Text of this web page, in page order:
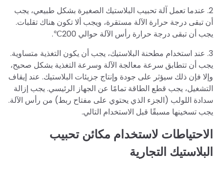
2. عندما تعمل آلة تحبيب البلاستيك الصغيرة بشكل طبيعي، يجب
أن تبقى درجة حرارة الآلة مستقرة، ويجب ألا تكون هناك تقلبات.
يجب أن تبقى درجة حرارة رأس الآلة حوالي 200℃.
3. عند استخدام مطحنة البلاستيك، يجب أن يكون التغذية متساوية.
يجب أن تتطابق سرعة معالجة الآلة وسرعة التغذية بشكل صحيح،
وإلا فإن ذلك سيؤثر على جودة وإنتاج جزيئات البلاستيك. عند إيقاف
التشغيل، يجب قطع الطاقة تمامًا عن الجهاز الرئيسي. يجب إزالة
سدادة اللولب (الجزء الذي يحتوي على مفتاح ربط) من رأس الآلة.
يجب تسخينها مسبقًا قبل الاستخدام التالي.
الاحتياطات لاستخدام مكائن تحبيب
البلاستيك التجارية